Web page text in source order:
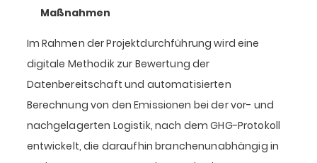
Maßnahmen
Im Rahmen der Projektdurchführung wird eine
digitale Methodik zur Bewertung der
Datenbereitschaft und automatisierten
Berechnung von den Emissionen bei der vor- und
nachgelagerten Logistik, nach dem GHG-Protokoll
entwickelt, die daraufhin branchenunabhängig in